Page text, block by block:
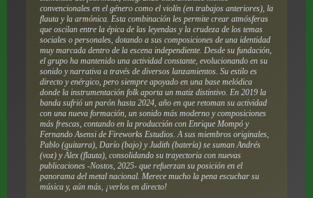
convencionales en el género como el violín (en trabajos anteriores), la
flauta y la armónica. Esta combinación les permite crear atmósferas
que oscilan entre la épica de las leyendas y la crudeza de los temas
sociales o personales, dotando a sus composiciones de una identidad
muy marcada dentro de la escena independiente. Desde su fundación,
el grupo ha mantenido una actividad constante, evolucionando en su
sonido y narrativa a través de diversos lanzamientos. Su estilo es
directo y enérgico, pero siempre apoyado en una base melódica
donde la instrumentación folk aporta un matiz distintivo. En 2019 la
banda sufrió un parón hasta 2024, año en que retoman su actividad
con una nueva formación, un sonido más moderno y composiciones
más frescas, contando en la producción con Enrique Mompó y
Fernando Asensi de Fireworks Estudios. A sus miembros originales,
Pablo (guitarra), Darío (bajo) y Judith (batería) se suman Andrés
(voz) y Álex (flauta), consolidando su trayectoria con nuevas
publicaciones -Nostos, 2025- que refuerzan su posición en el
panorama del metal nacional. Merece mucho la pena escuchar su
música y, aún más, ¡verlos en directo!